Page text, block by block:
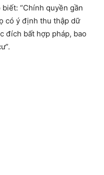
“Chính quyền gần
có ý định thu thập dữ
đích bất hợp pháp, bao